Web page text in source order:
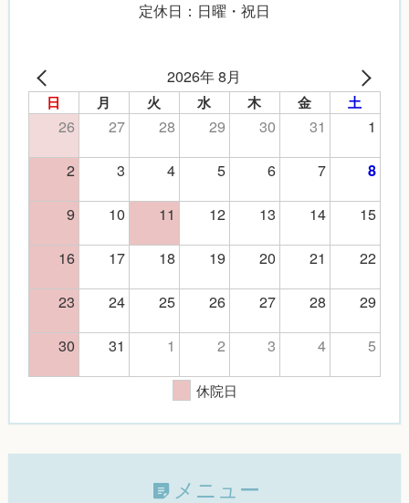
定休日：日曜・祝日
2026年 8月
日 月 火 水 木 金 土
26 27 28 29 30 31
1
2
3 4 5 6 7 8
9 10 11 12 13 14
15
16
17 18 19 20 21
22
23
24 25 26 27 28
29
30
31 1 2 3 4 5
休院日
メニュー